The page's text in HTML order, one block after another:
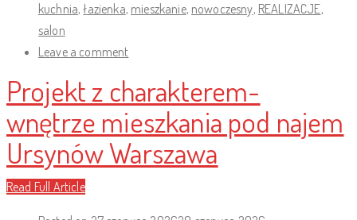
kuchnia,łazienka, mieszkanie, nowoczesny, REALIZACJE,
salon
Leave a comment
Projekt z charakterem-
wnętrze mieszkania pod najem
Ursynów Warszawa
Read Full Article